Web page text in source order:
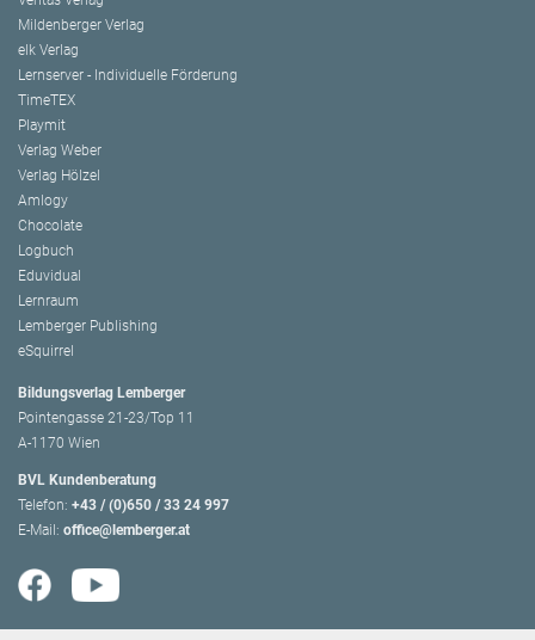
Mildenberger Verlag
elk Verlag
Lernserver - Individuelle Förderung
TimeTEX
Playmit
Verlag Weber
Verlag Hölzel
Amlogy
Chocolate
Logbuch
Eduvidual
Lernraum
Lemberger Publishing
eSquirrel
Bildungsverlag Lemberger
Pointengasse 21-23/Top 11
A-1170 Wien
BVL Kundenberatung
Telefon: +43 / (0)650 / 33 24 997
E-Mail: office@lemberger.at